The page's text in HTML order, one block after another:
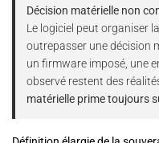
Décision matérielle non
Le logiciel peut organiser
outrepasser une décision
un firmware imposé, une
observé restent des
matérielle prime toujours